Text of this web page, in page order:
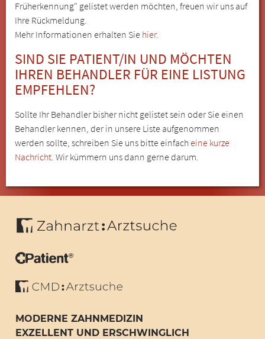
Früherkennung" gelistet werden möchten, freuen wir uns auf
Ihre Rückmeldung.
Mehr Informationen erhalten Sie hier.
SIND SIE PATIENT/IN UND MÖCHTEN
IHREN BEHANDLER FÜR EINE LISTUNG
EMPFEHLEN?
Sollte Ihr Behandler bisher nicht gelistet sein oder Sie einen
Behandler kennen, der in unsere Liste aufgenommen
werden sollte, schreiben Sie uns bitte einfacheine kurze
Nachricht . Wir kümmern uns dann gerne darum.
MODERNE ZAHNMEDIZIN
EXZELLENT UND ERSCHWINGLICH